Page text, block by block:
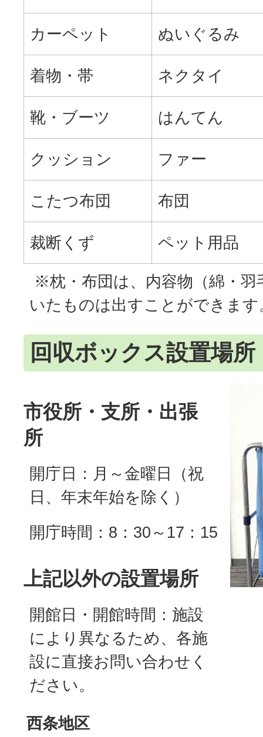
カーペット ぬいぐるみ
着物・帯 ネクタイ
靴・ブーツ はんてん
クッション ファー
こたつ布団 布団
裁断くず ペット用品
※枕・布団は、内容物（綿・羽
いたものは出すことができます
回収ボックス設置場所
市役所・支所・出張
所
開庁日：月～金曜日（祝
日、年末年始を除く）
開庁時間：8：30～17：15
上記以外の設置場所
開館日・開館時間：施設
により異なるため、各施
設に直接お問い合わせく
ださい。
西条地区